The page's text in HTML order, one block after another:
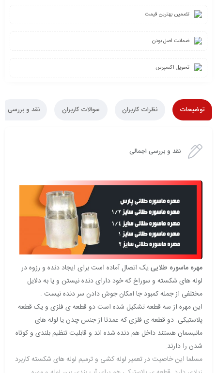
تضمین بهترین قیمت
ضمانت اصل بودن
تحویل اکسپرس
توضیحات نظرات کاربران سوالات کاربران نقد و بررسی
نقد و بررسی اجمالی
مهره ماسوره طلایییک اتصال آماده است برای ایجاد دنده و رزوه در
لوله های شکسته و سوراخ که خود دارای دنده نیستن و یا به دلایل
مختلفی از جمله کمبود جا امکان جوش دادن سر دنده نیست .
این مهره از سه قطعه تشکیل شده است دو قطعه ی فلزی و یک قطعه
پلاستیکی. دو قطعه ی فلزی که عمدتا از جنس چدن یا لوله های
مانیسمان هستند داخل هم دنده شده اند و قابلیت تنظیم بلندی و کوتاه
شدن را دارند.
مسلما این خاصیت در تعمیر لوله کشی و ترمیم لوله های شکسته کاربرد